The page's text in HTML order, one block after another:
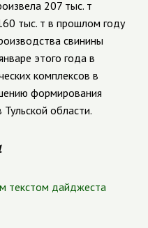
207 тыс. т
тыс. т в прошлом году
свинины
этого года в
комплексов в
формирования
области.
текстом дайджеста